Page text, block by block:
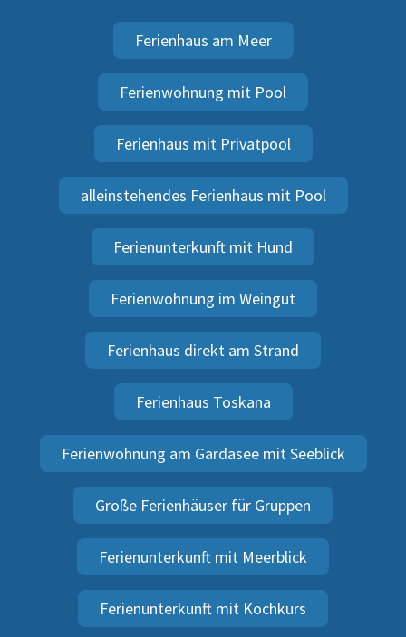
Ferienhaus am Meer
Ferienwohnung mit Pool
Ferienhaus mit Privatpool
alleinstehendes Ferienhaus mit Pool
Ferienunterkunft mit Hund
Ferienwohnung im Weingut
Ferienhaus direkt am Strand
Ferienhaus Toskana
Ferienwohnung am Gardasee mit Seeblick
Große Ferienhäuser für Gruppen
Ferienunterkunft mit Meerblick
Ferienunterkunft mit Kochkurs